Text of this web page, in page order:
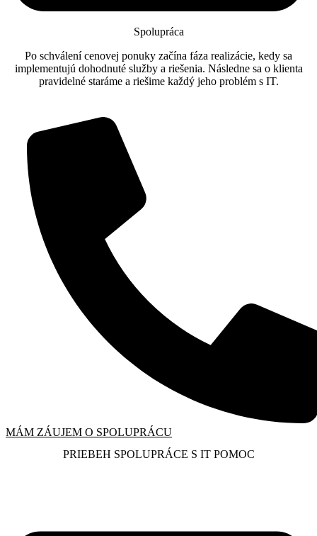
Spolupráca
Po schválení cenovej ponuky začína fáza realizácie, kedy sa
implementujú dohodnuté služby a riešenia. Následne sa o klienta
pravidelné staráme a riešime každý jeho problém s IT.
MÁM ZÁUJEM O SPOLUPRÁCU
PRIEBEH SPOLUPRÁCE S IT POMOC